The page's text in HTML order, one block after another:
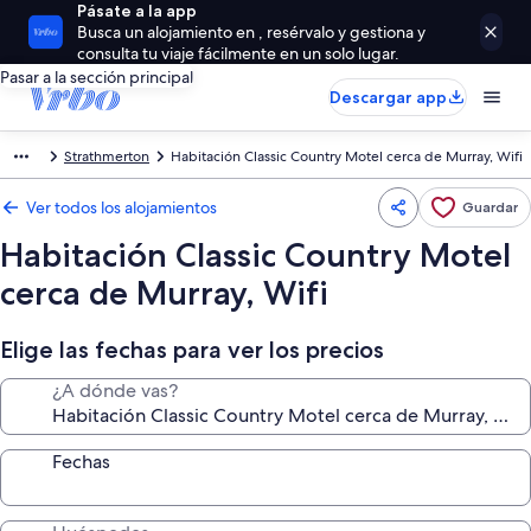
Pásate a la app
Busca un alojamiento en , resérvalo y gestiona y
consulta tu viaje fácilmente en un solo lugar.
Pasar a la sección principal
Descargar app
Strathmerton Habitación Classic Country Motel cerca de Murray, Wifi
Ver todos los alojamientos Guardar
Habitación Classic Country Motel
cerca de Murray, Wifi
Elige las fechas para ver los precios
¿A dónde vas?
Fechas